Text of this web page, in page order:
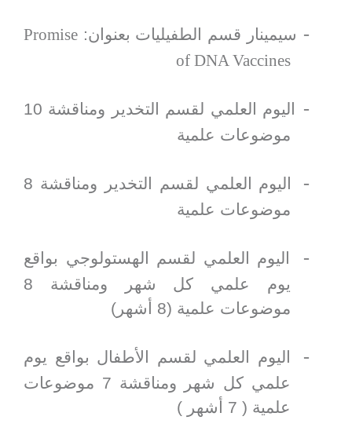
- سيمينار قسم الطفيليات بعنوان: Promise
of DNA Vaccines
-
اليوم العلمي لقسم التخدير ومناقشة 10
موضوعات علمية
-
اليوم العلمي لقسم التخدير ومناقشة 8
موضوعات علمية
-
اليوم العلمي لقسم الهستولوجي بواقع
يوم علمي كل شهر ومناقشة 8
موضوعات علمية (8 أشهر)
-
اليوم العلمي لقسم الأطفال بواقع يوم
علمي كل شهر ومناقشة 7 موضوعات
علمية ( 7 أشهر )